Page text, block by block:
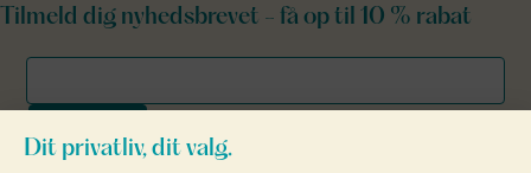
Tilmeld dig nyhedsbrevet - få op til 10 % rabat